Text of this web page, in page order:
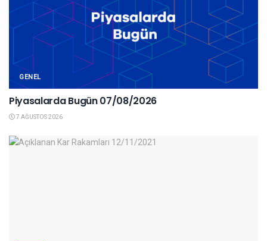
GENEL
Piyasalarda Bugün 07/08/2026
7 AĞUSTOS 2026